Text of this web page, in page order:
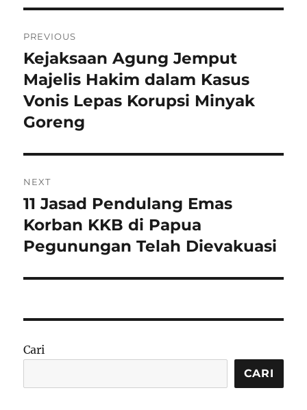
pos
PREVIOUS
Previous
post:
Kejaksaan Agung Jemput
Majelis Hakim dalam Kasus
Vonis Lepas Korupsi Minyak
Goreng
NEXT
Next
post:
11 Jasad Pendulang Emas
Korban KKB di Papua
Pegunungan Telah Dievakuasi
Cari
CARI